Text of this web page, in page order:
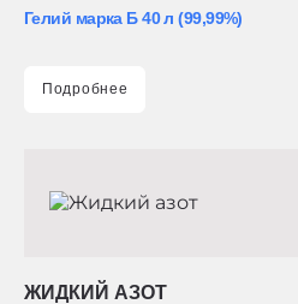
Гелий марка Б 40 л (99,99%)
Подробнее
ЖИДКИЙ АЗОТ